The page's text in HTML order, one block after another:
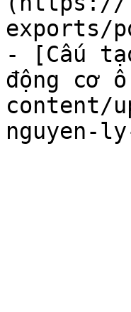
exports/
- [Cấu
động cơ
content/